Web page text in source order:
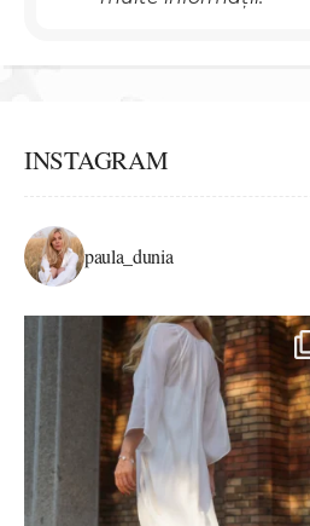
INSTAGRAM
paula_dunia